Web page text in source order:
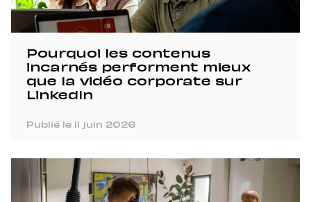
Pourquoi les contenus
incarnés performent mieux
que la vidéo corporate sur
LinkedIn
Publié le 11 juin 2026